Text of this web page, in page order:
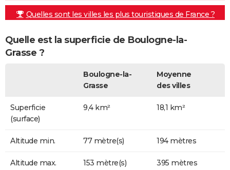
Quelles sont les villes les plus touristiques de France ?
Quelle est la superficie de Boulogne-la-
Grasse ?
Boulogne-la-
Grasse
Moyenne
des villes
Superficie
(surface)
9,4 km² 18,1 km²
Altitude min. 77 mètre(s) 194 mètres
Altitude max. 153 mètre(s) 395 mètres